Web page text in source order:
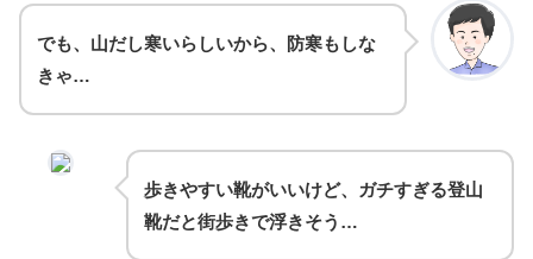
でも、山だし寒いらしいから、防寒もしな
きゃ…
歩きやすい靴がいいけど、ガチすぎる登山
靴だと街歩きで浮きそう…